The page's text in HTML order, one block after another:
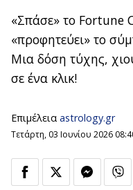
«Σπάσε» το Fortune
«προφητεύει» το
Μια δόση τύχης,
σε ένα κλικ!
Επιμέλεια astrology.gr
Τετάρτη, 03 Ιουνίου 2026